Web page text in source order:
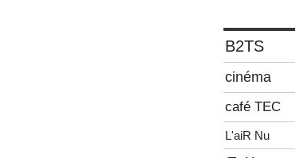
B2TS
cinéma
café TEC
L'aiR Nu